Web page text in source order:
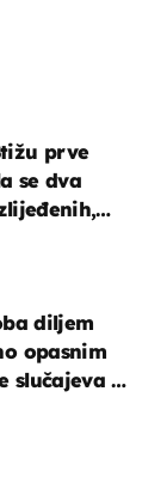
prve
se dva
diljem
opasnim
slučajeva u